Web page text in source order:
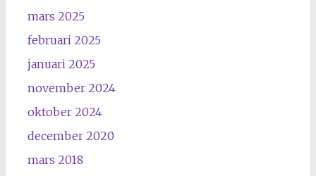
mars 2025
februari 2025
januari 2025
november 2024
oktober 2024
december 2020
mars 2018